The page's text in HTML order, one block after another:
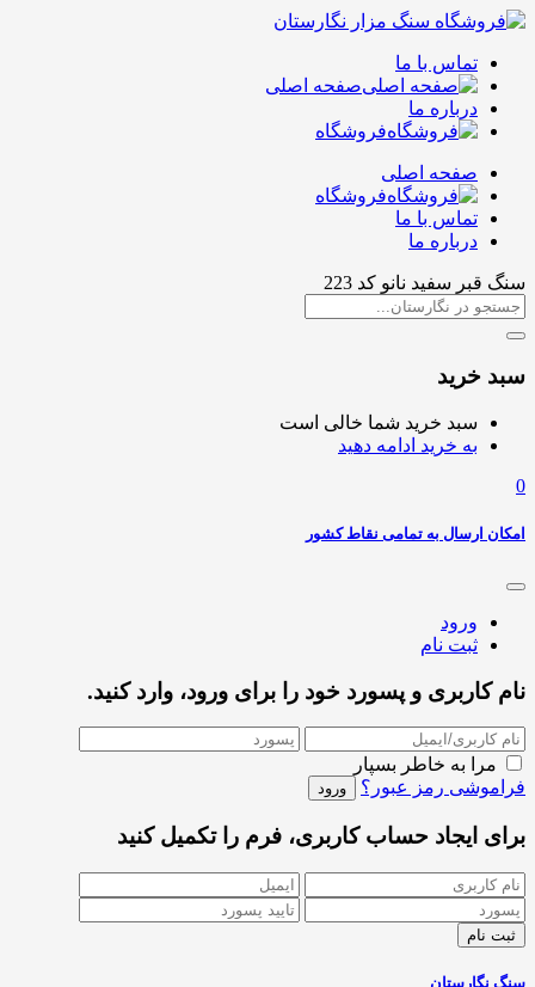
تماس با ما
صفحه اصلی
درباره ما
فروشگاه
صفحه اصلی
فروشگاه
تماس با ما
درباره ما
سنگ قبر سفید نانو کد 223
سبد خرید
سبد خرید شما خالی است
به خرید ادامه دهید
0
امکان ارسال به تمامی نقاط کشور
ورود
ثبت نام
نام کاربری و پسورد خود را برای ورود، وارد کنید.
مرا به خاطر بسپار
فراموشی رمز عبور؟
برای ایجاد حساب کاربری، فرم را تکمیل کنید
سنگ نگارستان